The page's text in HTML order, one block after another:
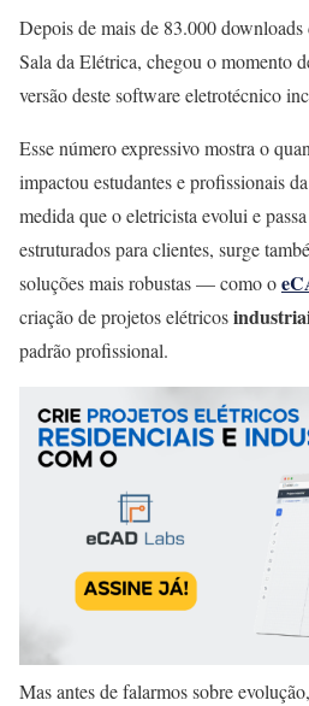
Depois de mais de 83.000 downloads
Sala da Elétrica, chegou o momento
versão deste software eletrotécnico
Esse número expressivo mostra o
impactou estudantes e profissionais
medida que o eletricista evolui e
estruturados para clientes, surge
soluções mais robustas — como o
criação de projetos elétricos
padrão profissional.
Mas antes de falarmos sobre